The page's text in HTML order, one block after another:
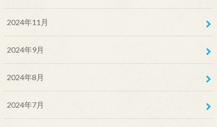
2024年11月
2024年9月
2024年8月
2024年7月